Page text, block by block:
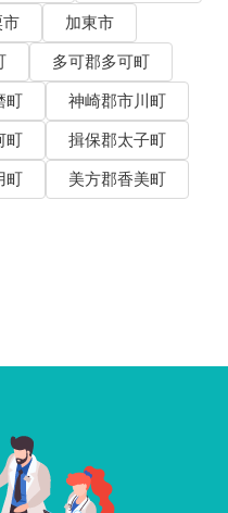
加東市
多可郡多可町
町
神崎郡市川町
町
揖保郡太子町
町
美方郡香美町